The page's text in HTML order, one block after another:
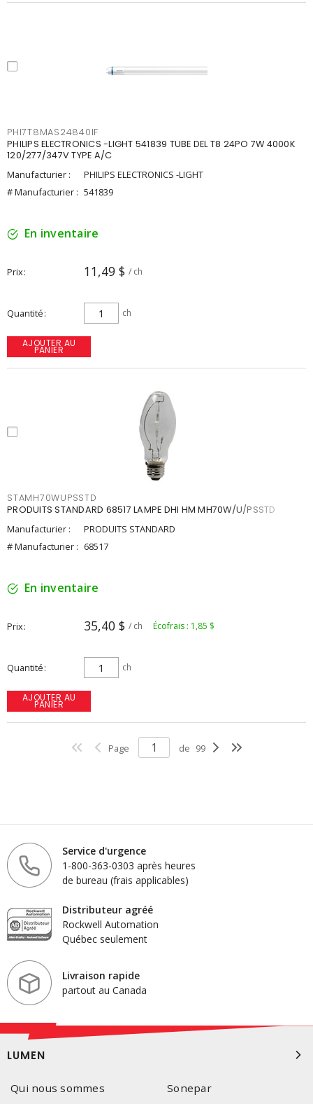
PHI7T8MAS24840IF
PHILIPS ELECTRONICS -LIGHT 541839 TUBE DEL T8 24PO 7W 4000K
120/277/347V TYPE A/C
Manufacturier :
PHILIPS ELECTRONICS -LIGHT
# Manufacturier : 541839
En inventaire
Prix 11,49 $ / ch
Quantité ch
AJOUTER AU
PANIER
STAMH70WUPSSTD
PRODUITS STANDARD 68517 LAMPE DHI HM MH70W/U/PSSTD
Manufacturier :
PRODUITS STANDARD
# Manufacturier : 68517
En inventaire
Prix 35,40 $ / ch Écofrais : 1,85 $
Quantité ch
AJOUTER AU
PANIER
Page de 99
Service d'urgence
1-800-363-0303 après heures
de bureau (frais applicables)
Distributeur agréé
Rockwell Automation
Québec seulement
Livraison rapide
partout au Canada
LUMEN
Qui nous sommes
Sonepar